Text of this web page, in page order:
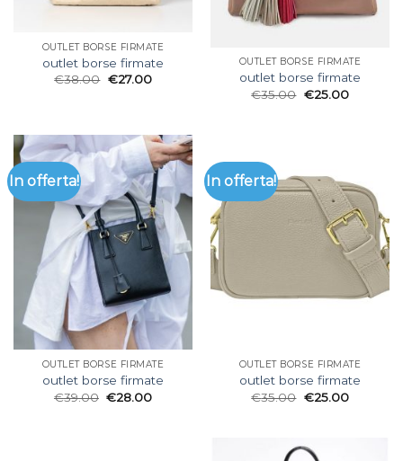
OUTLET BORSE FIRMATE
outlet borse firmate
€38.00 €27.00
OUTLET BORSE FIRMATE
outlet borse firmate
€35.00 €25.00
In offerta!
OUTLET BORSE FIRMATE
outlet borse firmate
€39.00 €28.00
In offerta!
OUTLET BORSE FIRMATE
outlet borse firmate
€35.00 €25.00